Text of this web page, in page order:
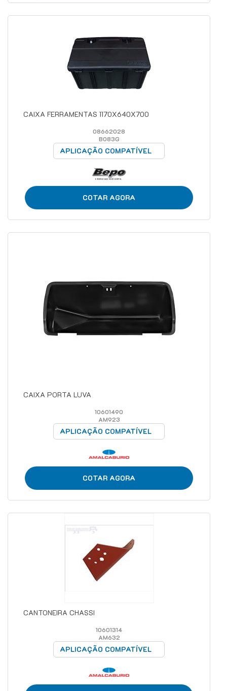
CAIXA FERRAMENTAS 1170X640X700
08662028
B083G
APLICAÇÃO COMPATÍVEL
COTAR AGORA
CAIXA PORTA LUVA
10601490
AM923
APLICAÇÃO COMPATÍVEL
COTAR AGORA
CANTONEIRA CHASSI
10601314
AM632
APLICAÇÃO COMPATÍVEL